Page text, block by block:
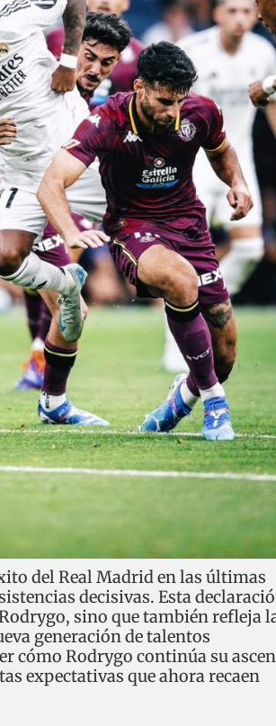
del Real Madrid en las últimas
decisivas. Esta
sino que también refleja
generación de talentos
cómo Rodrygo continúa su
expectativas que ahora recaen